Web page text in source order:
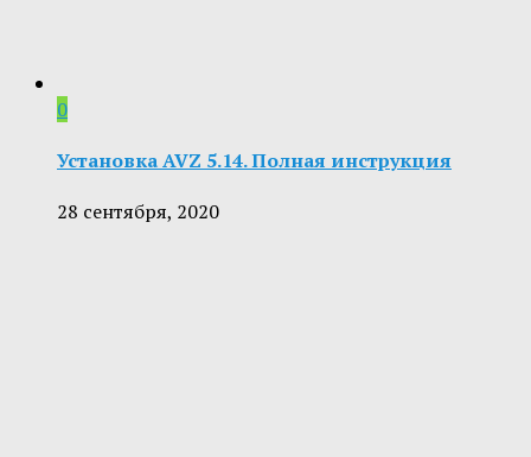
0
Установка AVZ 5.14. Полная инструкция
28 сентября, 2020